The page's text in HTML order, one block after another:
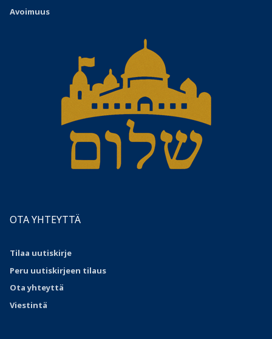
Avoimuus
OTA YHTEYTTÄ
Tilaa uutiskirje
Peru uutiskirjeen tilaus
Otayhteyttä
Viestintä